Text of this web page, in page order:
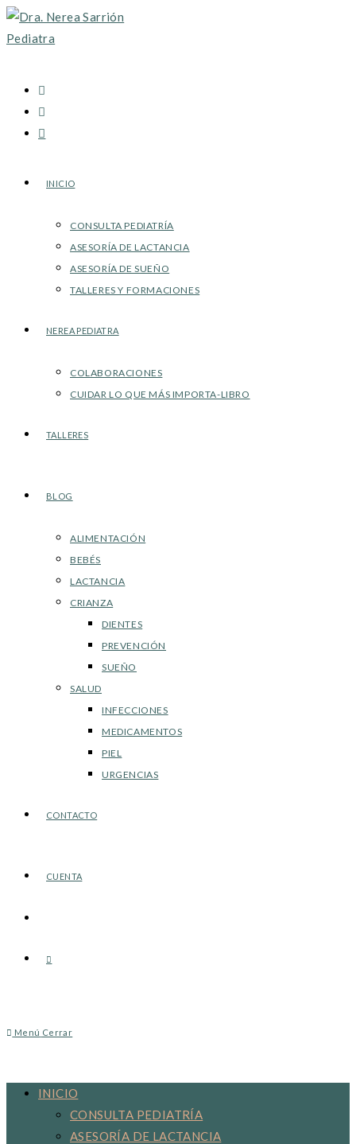
Ir
al
INICIO
CONSULTA PEDIATRÍA
ASESORÍA DE LACTANCIA
ASESORÍA DE SUEÑO
TALLERES Y FORMACIONES
NEREA PEDIATRA
COLABORACIONES
CUIDAR LO QUE MÁS IMPORTA-LIBRO
TALLERES
BLOG
ALIMENTACIÓN
BEBÉS
LACTANCIA
CRIANZA
DIENTES
PREVENCIÓN
SUEÑO
SALUD
INFECCIONES
MEDICAMENTOS
PIEL
URGENCIAS
CONTACTO
CUENTA
Alternar
de
Menú Cerrar
INICIO
CONSULTA PEDIATRÍA
ASESORÍA DE LACTANCIA